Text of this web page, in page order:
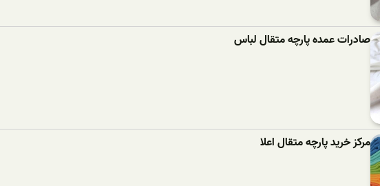
صادرات عمده پارچه متقال لباس
مرکز خرید پارچه متقال اعلا